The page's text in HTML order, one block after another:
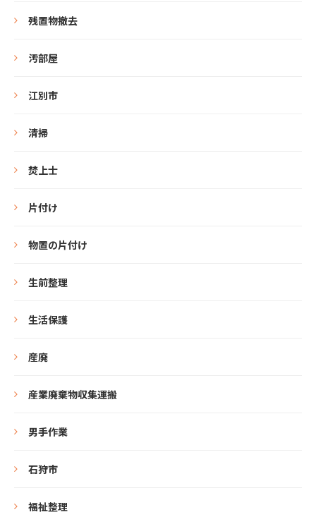
残置物撤去
汚部屋
江別市
清掃
焚上士
片付け
物置の片付け
生前整理
生活保護
産廃
産業廃棄物収集運搬
男手作業
石狩市
福祉整理